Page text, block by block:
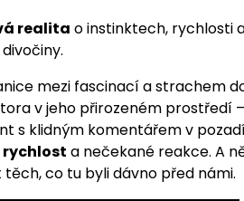
realita o instinktech, rychlosti
mezi fascinací a strachem
v jeho přirozeném prostředí
s klidným komentářem v
a nečekané reakce. A
co tu byli dávno před námi.